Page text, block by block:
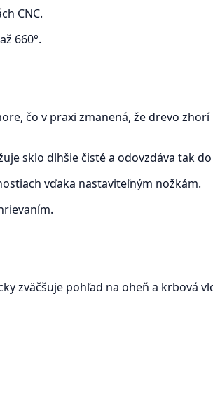
CNC.
660°.
čo v praxi zmanená, že drevo
sklo dlhšie čisté a odovzdáva tak
vďaka nastaviteľným nožkám.
zväčšuje pohľad na oheň a krbová